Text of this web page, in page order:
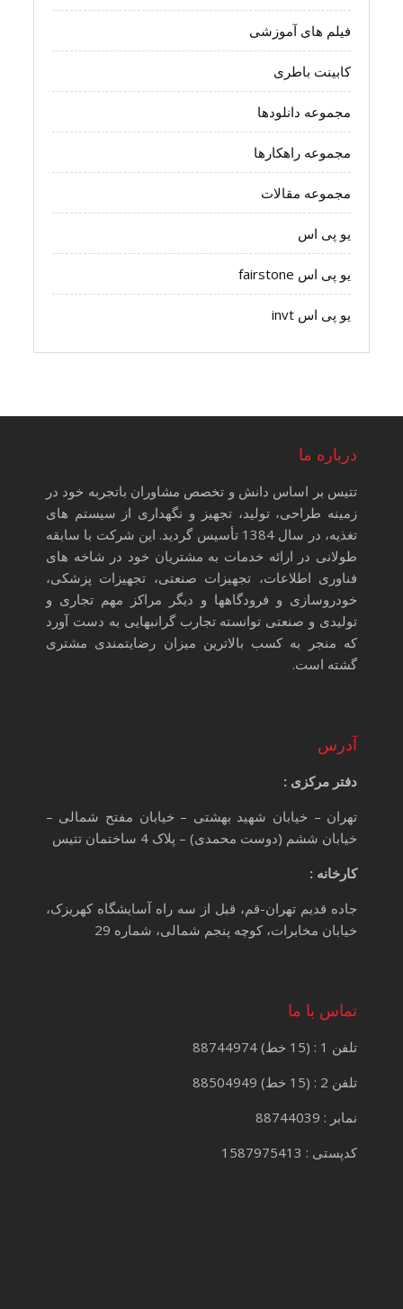
فیلم های آموزشی
کابینت باطری
مجموعه دانلودها
مجموعه راهکارها
مجموعه مقالات
یو پی اس
یو پی اس fairstone
یو پی اس invt
درباره ما
تتیس بر اساس دانش و تخصص مشاوران باتجربه خود در
زمینه طراحی، تولید، تجهیز و نگهداری از سیستم های
تغذیه، در سال 1384 تأسیس گردید. این شرکت با سابقه
طولانی در ارائه خدمات به مشتریان خود در شاخه های
فناوری اطلاعات، تجهیزات صنعتی، تجهیزات پزشکی،
خودروسازی و فرودگاهها و دیگر مراکز مهم تجاری و
تولیدی و صنعتی توانسته تجارب گرانبهایی به دست آورد
که منجر به کسب بالاترین میزان رضایتمندی مشتری
گشته است.
آدرس
دفتر مرکزی :
تهران – خیابان شهید بهشتی – خیابان مفتح شمالی –
خیابان ششم (دوست محمدی) – پلاک 4 ساختمان تتیس
کارخانه :
جاده قدیم تهران-قم، قبل از سه راه آسایشگاه کهریزک،
خیابان مخابرات، کوچه پنجم شمالی، شماره 29
تماس با ما
تلفن 1 : (15 خط) 88744974
تلفن 2 : (15 خط) 88504949
نمابر : 88744039
کدپستی : 1587975413